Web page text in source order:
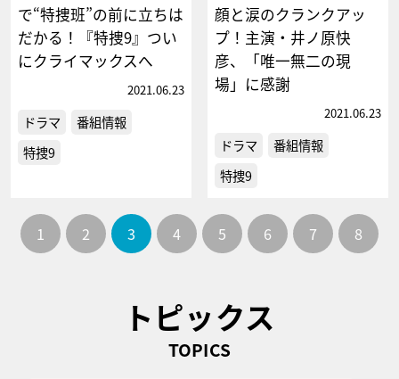
で“特捜班”の前に立ちは
だかる！『特捜9』つい
にクライマックスへ
2021.06.23
ドラマ
番組情報
特捜9
顔と涙のクランクアッ
プ！主演・井ノ原快
彦、「唯一無二の現
場」に感謝
2021.06.23
ドラマ
番組情報
特捜9
1 2 3 4 5 6 7 8
トピックス
TOPICS